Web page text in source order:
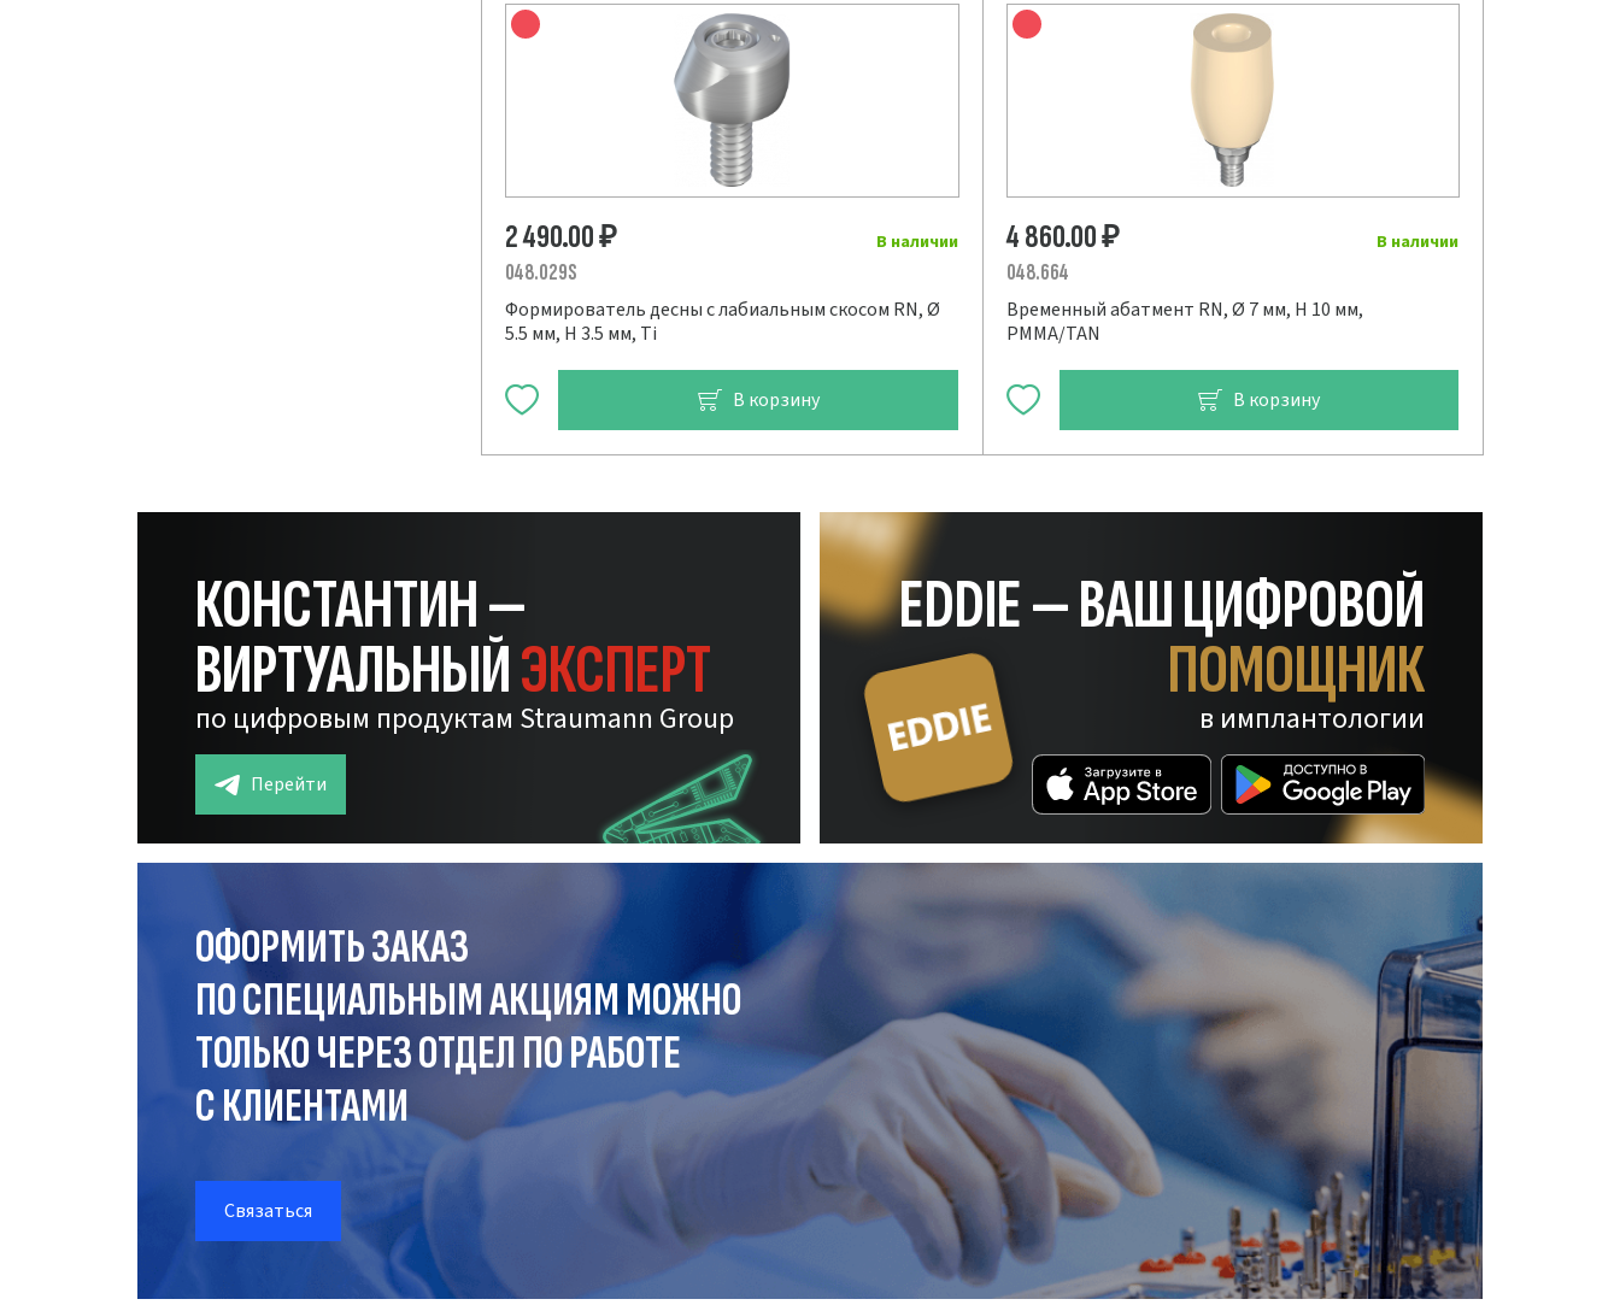
В наличии
2 490.00₽
048.029S
Формирователь десны с лабиальным скосом RN, Ø
5.5 мм, H 3.5 мм, Ti
В корзину
В наличии
4 860.00₽
048.664
Временный абатмент RN, Ø 7 мм, H 10 мм,
PMMA/TAN
В корзину
КОНСТАНТИН —
ВИРТУАЛЬНЫЙЭКСПЕРТ
по цифровым продуктам Straumann Group
Перейти
EDDIE — ВАШ ЦИФРОВОЙ
ПОМОЩНИК
в имплантологии
ОФОРМИТЬ ЗАКАЗ
ПО СПЕЦИАЛЬНЫМ АКЦИЯМ МОЖНО
ТОЛЬКО ЧЕРЕЗ ОТДЕЛПО РАБОТЕ
С КЛИЕНТАМИ
Связаться